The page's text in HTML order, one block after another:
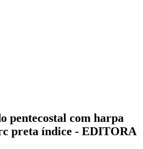
pentecostal com harpa
preta índice - EDITORA